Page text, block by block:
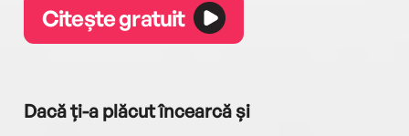
Citește gratuit
Dacă ți-a plăcut încearcă și